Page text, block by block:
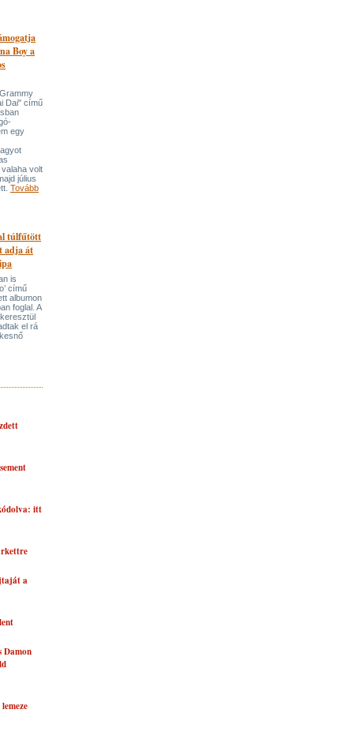
Boy a
Dai" című
egy
volt
július
Tovább
túlfűtött
adja át
is
című
albumon
foglal. A
el rá
itt
a
Damon